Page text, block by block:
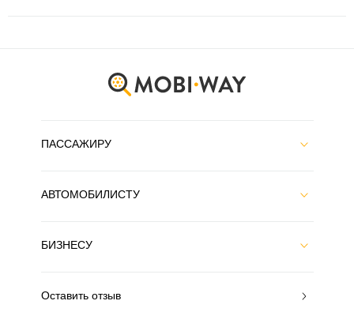
ПАССАЖИРУ
АВТОМОБИЛИСТУ
БИЗНЕСУ
Оставить отзыв